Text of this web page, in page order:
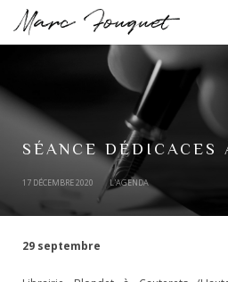
L’agenda
Les livres
Actualités
SÉANCE DÉDICACES
17 DÉCEMBRE 2020 L'AGENDA
29 septembre